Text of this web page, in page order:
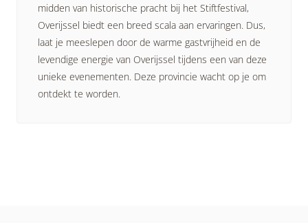
midden van historische pracht bij het Stiftfestival,
Overijssel biedt een breed scala aan ervaringen. Dus,
laat je meeslepen door de warme gastvrijheid en de
levendige energie van Overijssel tijdens een van deze
unieke evenementen. Deze provincie wacht op je om
ontdekt te worden.